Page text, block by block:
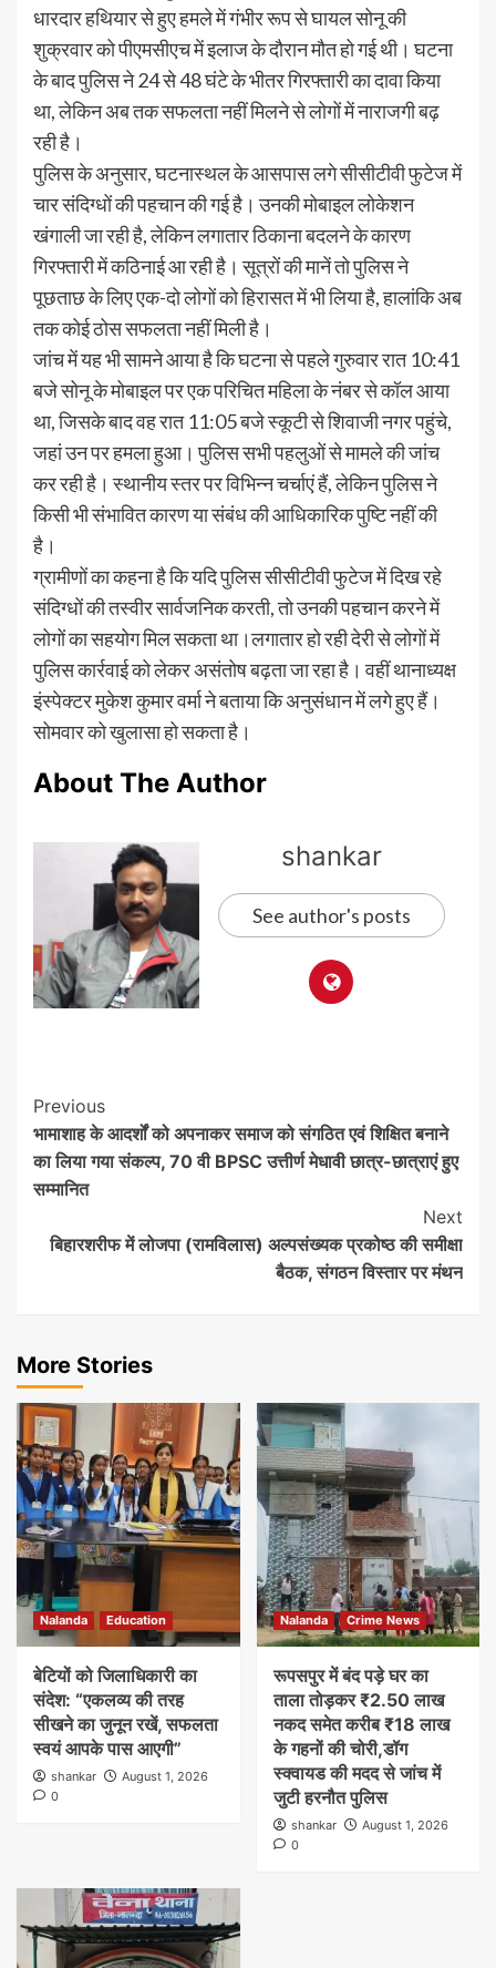
धारदार हथियार से हुए हमले में गंभीर रूप से घायल सोनू की
शुक्रवार को पीएमसीएच में इलाज के दौरान मौत हो गई थी। घटना
के बाद पुलिस ने 24 से 48 घंटे के भीतर गिरफ्तारी का दावा किया
था, लेकिन अब तक सफलता नहीं मिलने से लोगों में नाराजगी बढ़
रही है।
पुलिस के अनुसार, घटनास्थल के आसपास लगे सीसीटीवी फुटेज में
चार संदिग्धों की पहचान की गई है। उनकी मोबाइल लोकेशन
खंगाली जा रही है, लेकिन लगातार ठिकाना बदलने के कारण
गिरफ्तारी में कठिनाई आ रही है। सूत्रों की मानें तो पुलिस ने
पूछताछ के लिए एक-दो लोगों को हिरासत में भी लिया है, हालांकि अब
तक कोई ठोस सफलता नहीं मिली है।
जांच में यह भी सामने आया है कि घटना से पहले गुरुवार रात 10:41
बजे सोनू के मोबाइल पर एक परिचित महिला के नंबर से कॉल आया
था, जिसके बाद वह रात 11:05 बजे स्कूटी से शिवाजी नगर पहुंचे,
जहां उन पर हमला हुआ। पुलिस सभी पहलुओं से मामले की जांच
कर रही है। स्थानीय स्तर पर विभिन्न चर्चाएं हैं, लेकिन पुलिस ने
किसी भी संभावित कारण या संबंध की आधिकारिक पुष्टि नहीं की
है।
ग्रामीणों का कहना है कि यदि पुलिस सीसीटीवी फुटेज में दिख रहे
संदिग्धों की तस्वीर सार्वजनिक करती, तो उनकी पहचान करने में
लोगों का सहयोग मिल सकता था।लगातार हो रही देरी से लोगों में
पुलिस कार्रवाई को लेकर असंतोष बढ़ता जा रहा है। वहीं थानाध्यक्ष
इंस्पेक्टर मुकेश कुमार वर्मा ने बताया कि अनुसंधान में लगे हुए हैं।
सोमवार को खुलासा हो सकता है।
About The Author
shankar
See author's posts
Post
Navigation
Previous
भामाशाह के आदर्शों को अपनाकर समाज को संगठित एवं शिक्षित बनाने
का लिया गया संकल्प, 70 वी BPSC उत्तीर्ण मेधावी छात्र-छात्राएं हुए
सम्मानित
Next
बिहारशरीफ में लोजपा (रामविलास) अल्पसंख्यक प्रकोष्ठ की समीक्षा
बैठक, संगठन विस्तार पर मंथन
More Stories
Nalanda Education
बेटियों को जिलाधिकारी का
संदेश: “एकलव्य की तरह
सीखने का जुनून रखें, सफलता
स्वयं आपके पास आएगी”
shankar
August 1, 2026
0
Nalanda Crime News
रूपसपुर में बंद पड़े घर का
ताला तोड़कर ₹2.50 लाख
नकद समेत करीब ₹18 लाख
के गहनों की चोरी,डॉग
स्क्वायड की मदद से जांच में
जुटी हरनौत पुलिस
shankar
August 1, 2026
0